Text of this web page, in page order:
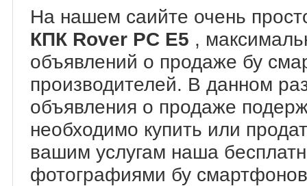
На нашем саийте очень
КПК Rover PC E5 ,
объявлений о продаже бу
производителей. В данном
объявления о продаже
необходимо купить или
вашим услугам наша
фотографиями бу